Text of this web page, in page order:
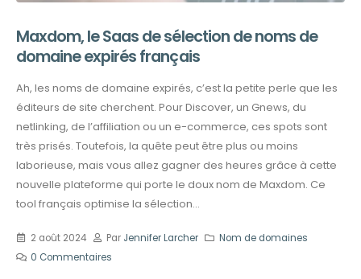
Maxdom, le Saas de sélection de noms de
domaine expirés français
Ah, les noms de domaine expirés, c’est la petite perle que les
éditeurs de site cherchent. Pour Discover, un Gnews, du
netlinking, de l’affiliation ou un e-commerce, ces spots sont
très prisés. Toutefois, la quête peut être plus ou moins
laborieuse, mais vous allez gagner des heures grâce à cette
nouvelle plateforme qui porte le doux nom de Maxdom. Ce
tool français optimise la sélection...
2 août 2024 Par Jennifer Larcher
Nom de domaines
0 Commentaires